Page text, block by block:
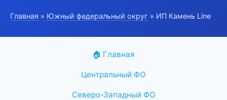
Главная » Южный федеральный округ » ИП Камень Line
🏠 Главная
Центральный ФО
Северо-Западный ФО